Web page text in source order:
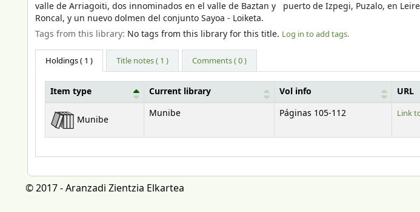
valle de Arriagoiti, dos innominados en el valle de Baztan y puerto de Izpegi, Puzalo, en
Roncal, y un nuevo dolmen del conjunto Sayoa - Loiketa.
Tags from this library: No tags from this library for this title. Log in to add tags.
Holdings( 1 ) Title notes ( 1 ) Comments ( 0 )
Holdings
Item type Current library Vol info URL
Munibe
Munibe Páginas 105-112 Link
© 2017 - Aranzadi Zientzia Elkartea